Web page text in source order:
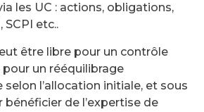
les UC : actions, obligations,
SCPI etc..
être libre pour un contrôle
un rééquilibrage
l’allocation initiale, et sous
de l’expertise de